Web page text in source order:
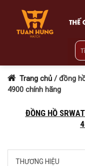
content
Trang chủ /đồng
4900 chính hãng
ĐỒNG HỒ
THƯƠNG HIỆU